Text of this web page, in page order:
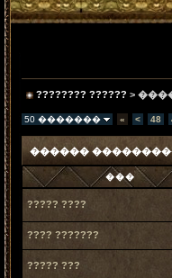
???????? ?????? >
50 ������� « < 48
������
���
????? ????
???? ???????
????? ???